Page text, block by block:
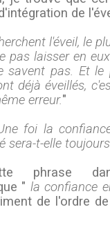
de
l'éveil, le
pas laisser en
savent pas. Et le
déjà éveillés,
erreur."
foi la
sera-t-elle
phrase
" la confiance
de l'ordre